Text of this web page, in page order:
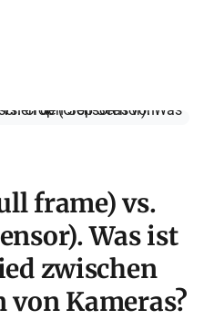
frame) vs.
Was ist
zwischen
von Kameras?